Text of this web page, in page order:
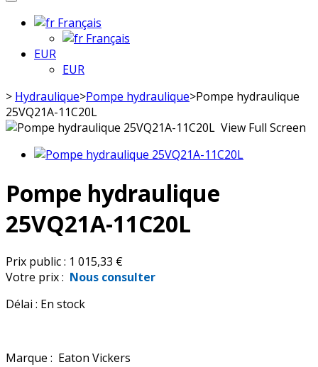
Français
Français
EUR
EUR
> Hydraulique>Pompe hydraulique>Pompe hydraulique
25VQ21A-11C20L
View Full Screen
Pompe hydraulique
25VQ21A-11C20L
Prix public : 1 015,33 €
Votre prix : Nous consulter
Délai : En stock
Marque : Eaton Vickers